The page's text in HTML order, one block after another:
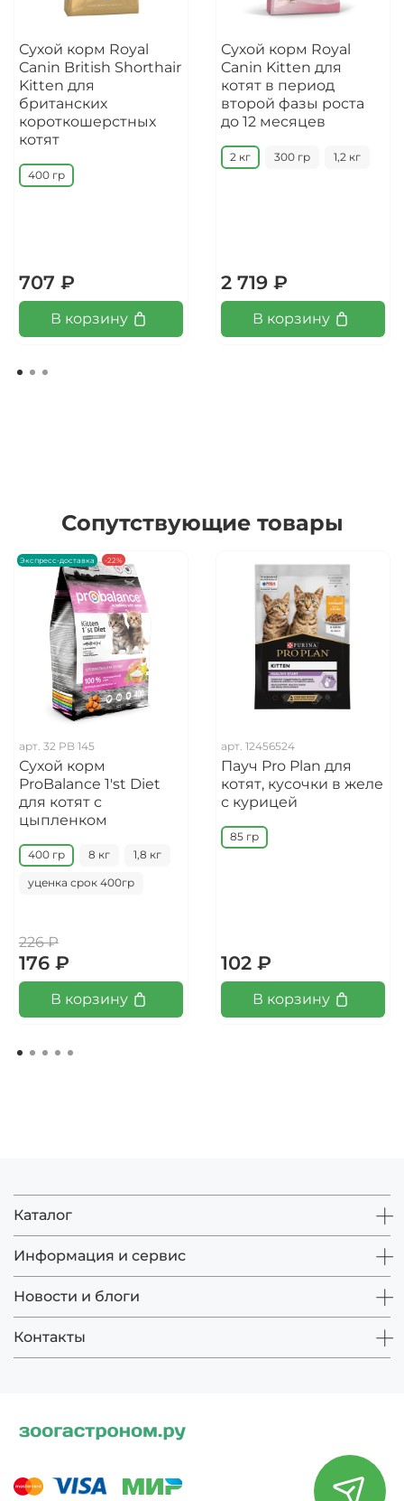
Сухой корм Royal
Canin British Shorthair
Kitten для
британских
короткошерстных
котят
400 гр
707 ₽
В корзину
Сухой корм Royal
Canin Kitten для
котят в период
второй фазы роста
до 12 месяцев
2 кг 300 гр 1,2 кг
2 719 ₽
В корзину
Сопутствующие товары
Экспресс-доставка -22%
арт. 32 PB 145
Сухой корм
ProBalance 1'st Diet
для котят с
цыпленком
400 гр 8 кг 1,8 кг
уценка срок 400гр
226 ₽
176 ₽
В корзину
арт. 12456524
Пауч Pro Plan для
котят, кусочки в желе
с курицей
85 гр
102 ₽
В корзину
Каталог
Информация и сервис
Новости и блоги
Контакты